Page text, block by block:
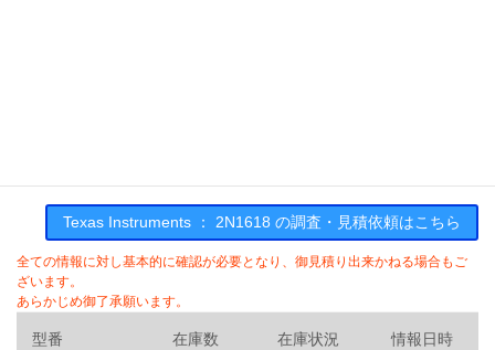
Texas Instruments ： 2N1618 の調査・見積依頼はこちら
全ての情報に対し基本的に確認が必要となり、御見積り出来かねる場合もご
ざいます。
あらかじめ御了承願います。
型番 在庫数 在庫状況 情報日時